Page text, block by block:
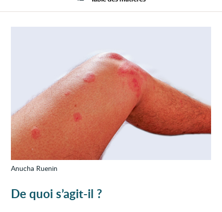
Anucha Ruenin
De quoi s’agit-il ?